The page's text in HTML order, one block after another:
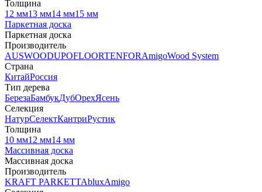
Толщина
12 мм13 мм14 мм15 мм
Паркетная доска
Паркетная доска
Производитель
AUSWOODUPOFLOORTENFORAmigoWood System
Страна
КитайРоссия
Тип дерева
БерезаБамбукДубОрехЯсень
Селекция
НатурСелектКантриРустик
Толщина
10 мм12 мм14 мм
Массивная доска
Массивная доска
Производитель
KRAFT PARKETTAbluxAmigo